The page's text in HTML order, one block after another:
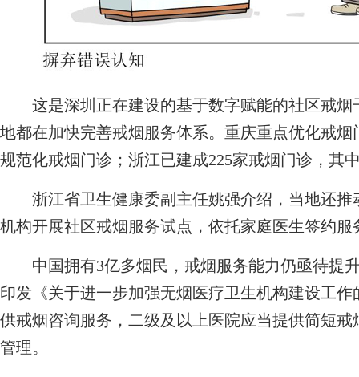
这是深圳正在建设的基于数字赋能的社区戒烟
地都在加快完善戒烟服务体系。重庆重点优化戒
规范化戒烟门诊；浙江已建成225家戒烟门诊，
浙江省卫生健康委副主任姚强介绍，当地还推
机构开展社区戒烟服务试点，依托家庭医生签约
中国拥有3亿多烟民，戒烟服务能力仍亟待提
印发《关于进一步加强无烟医疗卫生机构建设工
供戒烟咨询服务，二级及以上医院应当提供简短
管理。